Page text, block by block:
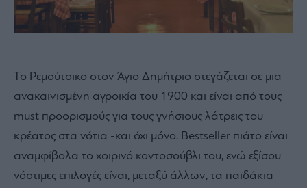
Το Ρεμούτσικο στον Άγιο Δημήτριο στεγάζεται σε μια
ανακαινισμένη αγροικία του 1900 και είναι από τους
must προορισμούς για τους γνήσιους λάτρεις του
κρέατος στα νότια -και όχι μόνο. Bestseller πιάτο είναι
αναμφίβολα το χοιρινό κοντοσούβλι του, ενώ εξίσου
νόστιμες επιλογές είναι, μεταξύ άλλων, τα παϊδάκια